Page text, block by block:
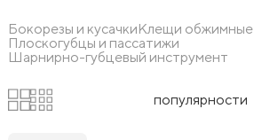
Бокорезы и кусачкиКлещи обжимные
Плоскогубцы и пассатижи
Шарнирно-губцевый инструмент
популярности